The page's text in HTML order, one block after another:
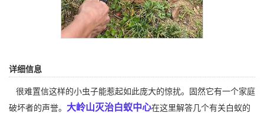
详细信息
很难置信这样的小虫子能惹起如此庞大的惊扰。固然它有一个家庭
破坏者的声誉。 大岭山灭治白蚁中心在这里解答几个有关白蚁的